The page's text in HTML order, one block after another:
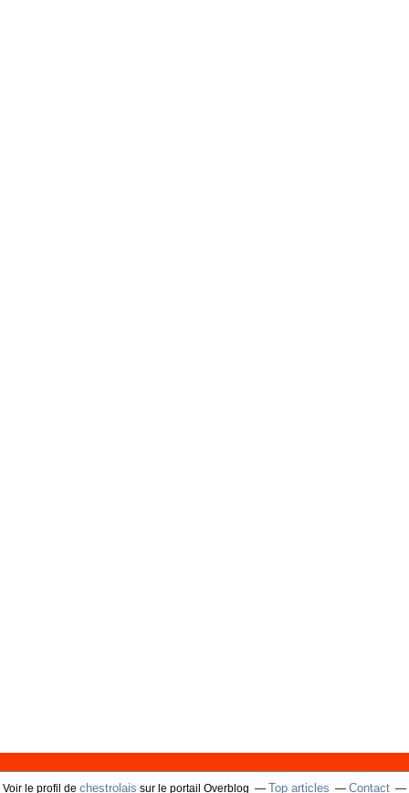
Voir le profil de chestrolais sur le portail Overblog Top articles Contact